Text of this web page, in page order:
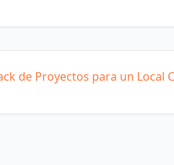
de Proyectos para un Local